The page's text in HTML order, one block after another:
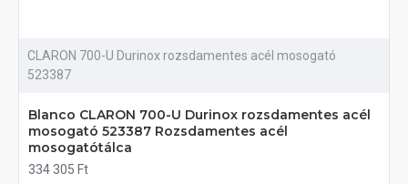
CLARON 700-U Durinox rozsdamentes acél mosogató
523387
Blanco CLARON 700-U Durinox rozsdamentes acél
mosogató 523387 Rozsdamentes acél
mosogatótálca
334 305 Ft